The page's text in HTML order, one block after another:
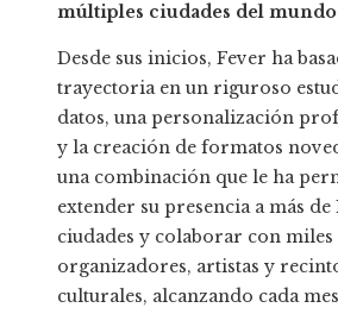
múltiples ciudades del
Desde sus inicios, Fever ha
trayectoria en un riguroso
datos, una personalización
y la creación de formatos
una combinación que le ha
extender su presencia a más de
ciudades y colaborar con miles
organizadores, artistas y
culturales, alcanzando cada